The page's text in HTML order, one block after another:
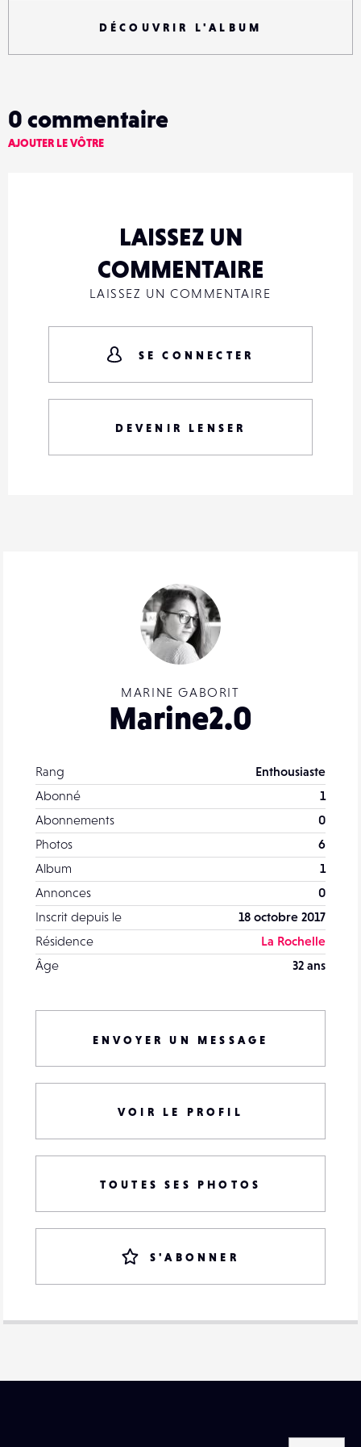
DÉCOUVRIR L'ALBUM
MARINE GABORIT
Marine2.0
Rang
Enthousiaste
Abonné
1
Abonnements
0
Photos
6
Album
1
Annonces
0
Inscrit depuis le
18 octobre 2017
Résidence
La Rochelle
Âge
32 ans
ENVOYER UN MESSAGE
VOIR LE PROFIL
TOUTES SES PHOTOS
S'ABONNER
0 commentaire
AJOUTER LE VÔTRE
LAISSEZ UN
COMMENTAIRE
LAISSEZ UN COMMENTAIRE
SE CONNECTER
DEVENIR LENSER